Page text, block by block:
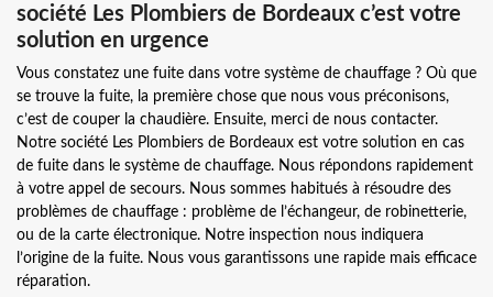
société Les Plombiers de Bordeaux c’est votre
solution en urgence
Vous constatez une fuite dans votre système de chauffage ? Où que
se trouve la fuite, la première chose que nous vous préconisons,
c’est de couper la chaudière. Ensuite, merci de nous contacter.
Notre société Les Plombiers de Bordeaux est votre solution en cas
de fuite dans le système de chauffage. Nous répondons rapidement
à votre appel de secours. Nous sommes habitués à résoudre des
problèmes de chauffage : problème de l’échangeur, de robinetterie,
ou de la carte électronique. Notre inspection nous indiquera
l’origine de la fuite. Nous vous garantissons une rapide mais efficace
réparation.